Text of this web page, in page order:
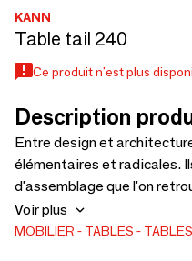
KANN
Table tail 240
Ce produit n'est plus
Description
Entre design et
élémentaires et radicales.
d'assemblage que l'on
en forme de T et en
facilement les meubles de
Voir plus
MOBILIER TABLES